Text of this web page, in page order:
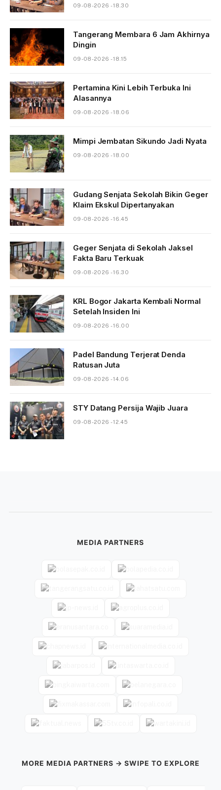
09-08-2026 - 18.30
Tangerang Membara 6 Jam Akhirnya
Dingin
09-08-2026 - 18.15
Pertamina Kini Lebih Terbuka Ini
Alasannya
09-08-2026 - 18.06
Mimpi Jembatan Sikundo Jadi Nyata
09-08-2026 - 18.00
Gudang Senjata Sekolah Bikin Geger
Klaim Ekskul Dipertanyakan
09-08-2026 - 16.45
Geger Senjata di Sekolah Jaksel
Fakta Baru Terkuak
09-08-2026 - 16.30
KRL Bogor Jakarta Kembali Normal
Setelah Insiden Ini
09-08-2026 - 16.00
Padel Bandung Terjerat Denda
Ratusan Juta
09-08-2026 - 14.06
STY Datang Persija Wajib Juara
09-08-2026 - 12.45
MEDIA PARTNERS
MORE MEDIA PARTNERS → SWIPE TO EXPLORE